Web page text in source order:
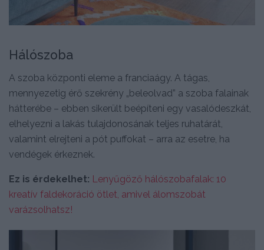
Hálószoba
A szoba központi eleme a franciaágy. A tágas,
mennyezetig érő szekrény „beleolvad” a szoba falainak
hátterébe – ebben sikerült beépíteni egy vasalódeszkát,
elhelyezni a lakás tulajdonosának teljes ruhatárát,
valamint elrejteni a pót puffokat – arra az esetre, ha
vendégek érkeznek.
Ez is érdekelhet: Lenyűgöző hálószobafalak: 10
kreatív faldekoráció ötlet, amivel álomszobát
varázsolhatsz!